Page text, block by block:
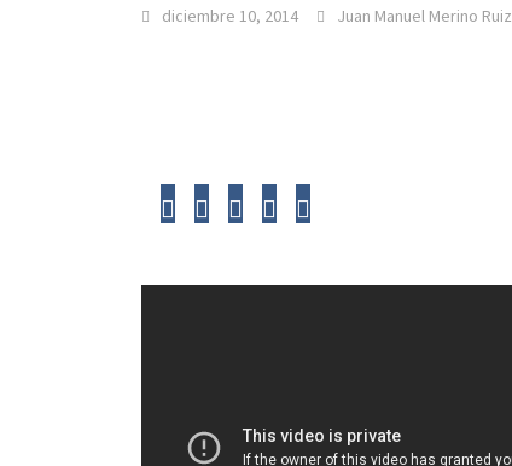
diciembre 10, 2014 Juan Manuel Merino Ruiz